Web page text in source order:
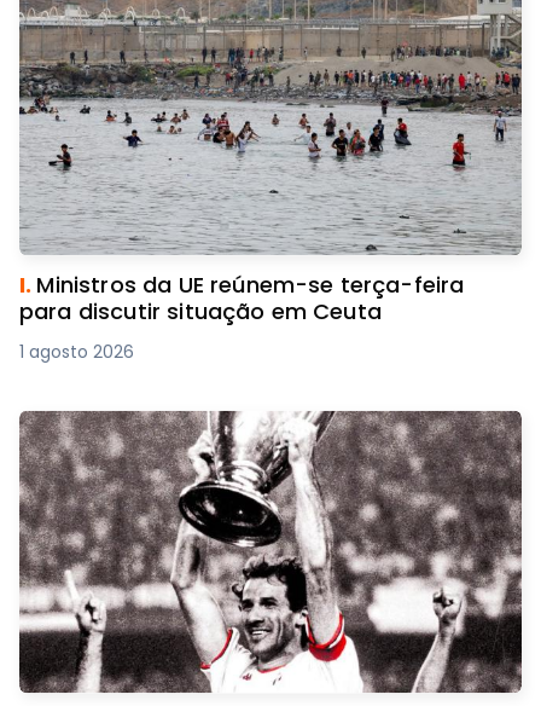
I. Ministros da UE reúnem-se terça-feira
para discutir situação em Ceuta
1 agosto 2026